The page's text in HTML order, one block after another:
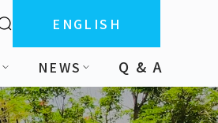
全站搜索ENGLISH
NEWS Q & A